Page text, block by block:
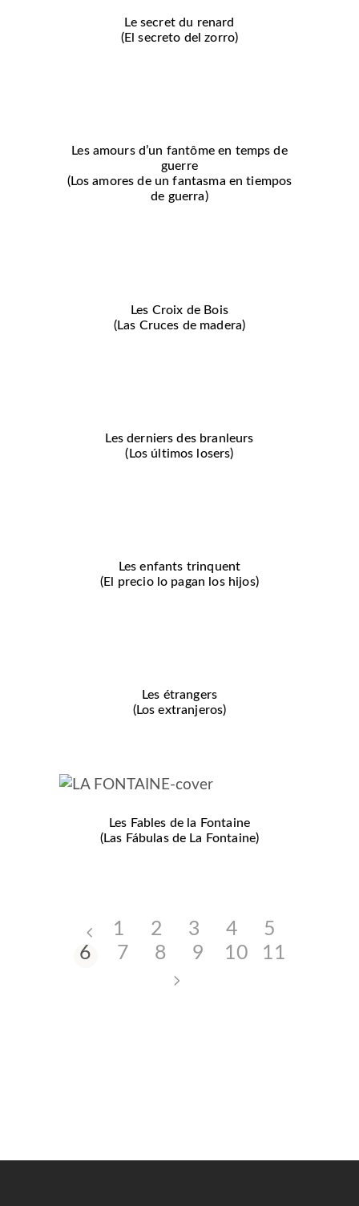
Le secret du renard
(El secreto del zorro)
Les amours d’un fantôme en temps de
guerre
(Los amores de un fantasma en tiempos
de guerra)
Les Croix de Bois
(Las Cruces de madera)
Les derniers des branleurs
(Los últimos losers)
Les enfants trinquent
(El precio lo pagan los hijos)
Les étrangers
(Los extranjeros)
Les Fables de la Fontaine
(Las Fábulas de La Fontaine)
1 2 3 4
5
6
7 8 9 10 11